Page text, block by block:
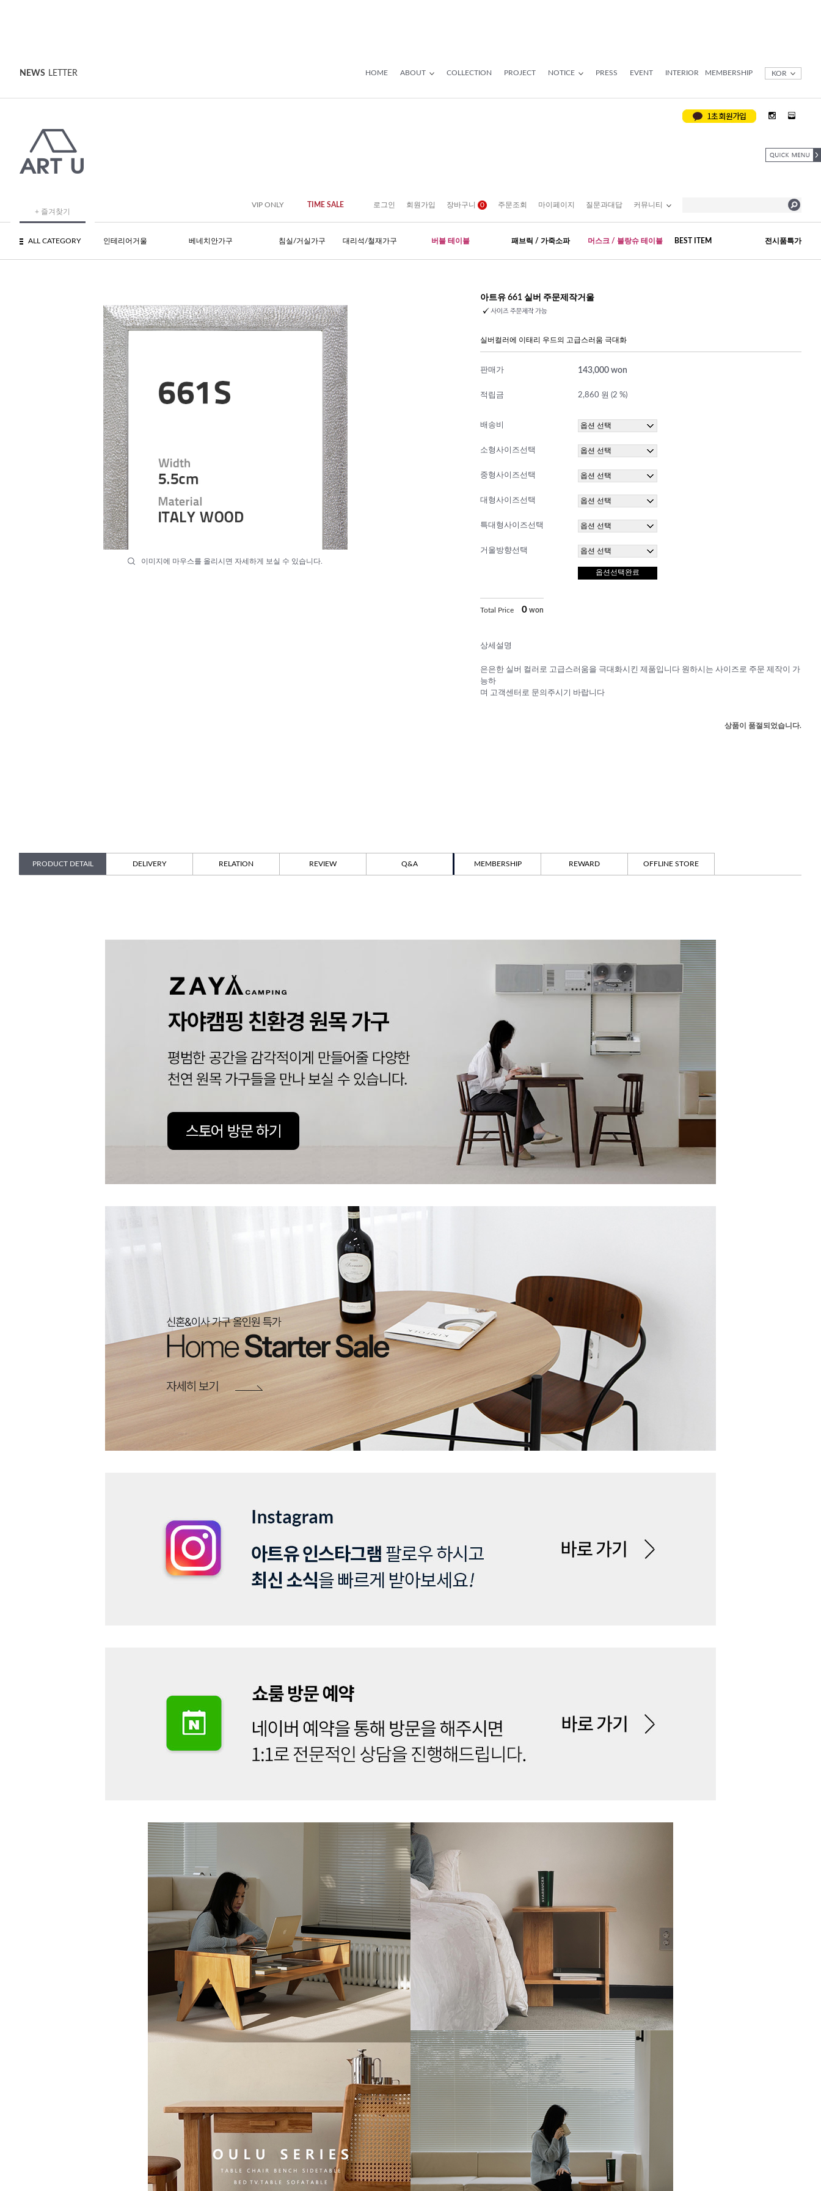
NEWS LETTER HOME ABOUT COLLECTION PROJECT NOTICE PRESS EVENT INTERIOR MEMBERSHIP KOR
+ 즐겨찾기
VIP ONLY TIME SALE 로그인 회원가입 장바구니 0 주문조회 마이페이지 질문과대답 커뮤니티
ALL CATEGORY 인테리어거울 베네치안가구 침실/거실가구 대리석/철재가구 버블 테이블 패브릭 / 가죽소파 머스크 / 블랑슈 테이블 BEST ITEM 전시품특가
이미지에 마우스를 올리시면 자세하게 보실 수 있습니다.
아트유 661 실버 주문제작거울
실버컬러에 이태리 우드의 고급스러움 극대화
판매가 143,000 won
적립금 2,860 원 (2 %)
배송비
소형사이즈선택
중형사이즈선택
대형사이즈선택
특대형사이즈선택
거울방향선택
옵션선택완료
Total Price 0 won
상세설명
은은한 실버 컬러로 고급스러움을 극대화시킨 제품입니다 원하시는 사이즈로 주문 제작이 가
능하
며 고객센터로 문의주시기 바랍니다
상품이 품절되었습니다.
PRODUCT DETAIL DELIVERY RELATION REVIEW Q&A MEMBERSHIP REWARD OFFLINE STORE